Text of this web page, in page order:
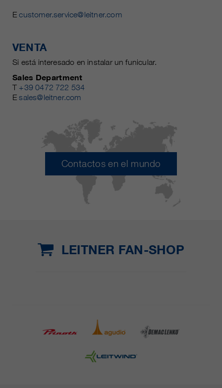
Ecustomer.service@leitner.com
VENTA
Si está interesado en instalar un funicular.
Sales Department
T +39 0472 722 534
Esales@leitner.com
Contactos en el mundo
LEITNER FAN-SHOP